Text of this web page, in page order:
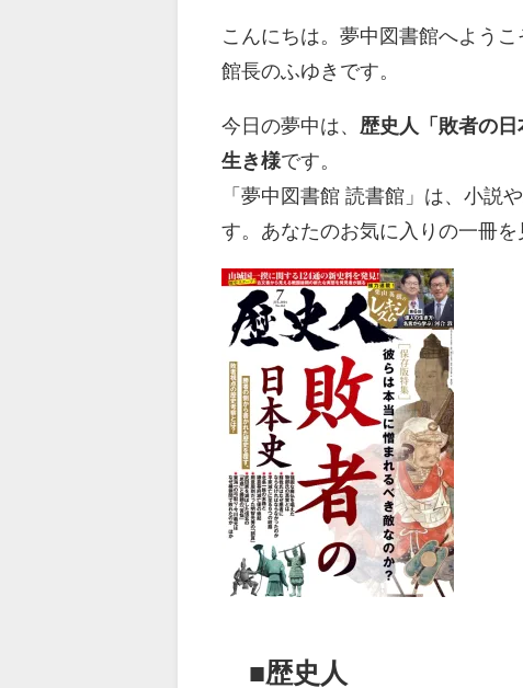
こんにちは。夢中図書館へようこ
館長のふゆきです。
今日の夢中は、 歴史人「敗者の
生き様です。
「夢中図書館 読書館」は、小説
す。あなたのお気に入りの一冊を
■歴史人